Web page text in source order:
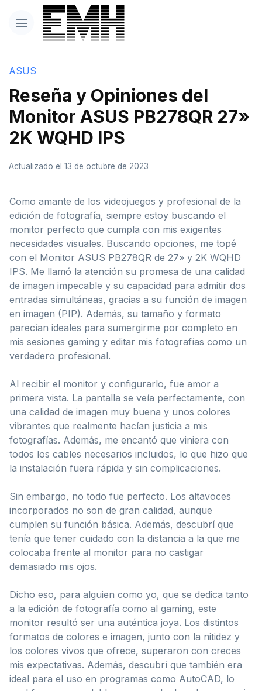
ASUS
Reseña y Opiniones del
Monitor ASUS PB278QR 27»
2K WQHD IPS
Actualizado el 13 de octubre de 2023
Como amante de los videojuegos y profesional de la
edición de fotografía, siempre estoy buscando el
monitor perfecto que cumpla con mis exigentes
necesidades visuales. Buscando opciones, me topé
con el Monitor ASUS PB278QR de 27» y 2K WQHD
IPS. Me llamó la atención su promesa de una calidad
de imagen impecable y su capacidad para admitir dos
entradas simultáneas, gracias a su función de imagen
en imagen (PIP). Además, su tamaño y formato
parecían ideales para sumergirme por completo en
mis sesiones gaming y editar mis fotografías como un
verdadero profesional.
Al recibir el monitor y configurarlo, fue amor a
primera vista. La pantalla se veía perfectamente, con
una calidad de imagen muy buena y unos colores
vibrantes que realmente hacían justicia a mis
fotografías. Además, me encantó que viniera con
todos los cables necesarios incluidos, lo que hizo que
la instalación fuera rápida y sin complicaciones.
Sin embargo, no todo fue perfecto. Los altavoces
incorporados no son de gran calidad, aunque
cumplen su función básica. Además, descubrí que
tenía que tener cuidado con la distancia a la que me
colocaba frente al monitor para no castigar
demasiado mis ojos.
Dicho eso, para alguien como yo, que se dedica tanto
a la edición de fotografía como al gaming, este
monitor resultó ser una auténtica joya. Los distintos
formatos de colores e imagen, junto con la nitidez y
los colores vivos que ofrece, superaron con creces
mis expectativas. Además, descubrí que también era
ideal para el uso en programas como AutoCAD, lo